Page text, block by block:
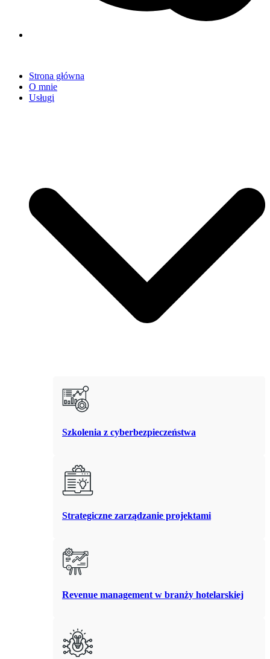
Strona główna
O mnie
Usługi
Szkolenia z cyberbezpieczeństwa
Strategiczne zarządzanie projektami
Revenue management w branży hotelarskiej